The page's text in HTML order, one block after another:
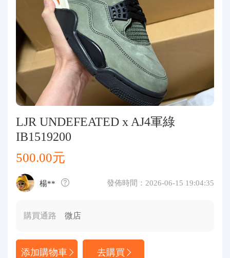
最新公告
物流資訊
代購問答
關於我們
LJR UNDEFEATED x AJ4軍綠
IB1519200
500.00元
楊** 發佈時間：2026-06-15 19:04:35
購買通路 微店
添加購物車 去購買